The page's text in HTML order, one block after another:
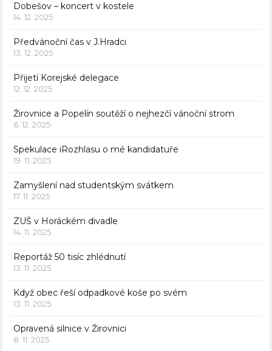
Dobešov – koncert v kostele
14. 12. 2025
Předvánoční čas v J.Hradci
13. 12. 2025
Přijetí Korejské delegace
12. 12. 2025
Žirovnice a Popelín soutěží o nejhezčí vánoční strom
6. 12. 2025
Spekulace iRozhlasu o mé kandidatuře
19. 11. 2025
Zamyšlení nad studentským svátkem
17. 11. 2025
ZUŠ v Horáckém divadle
14. 11. 2025
Reportáž 50 tisíc zhlédnutí
13. 11. 2025
Když obec řeší odpadkové koše po svém
13. 11. 2025
Opravená silnice v Žirovnici
8. 11. 2025